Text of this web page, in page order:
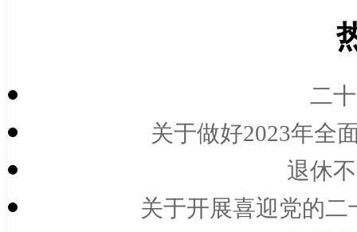
二
关于做好2023年全
退休
关于开展喜迎党的